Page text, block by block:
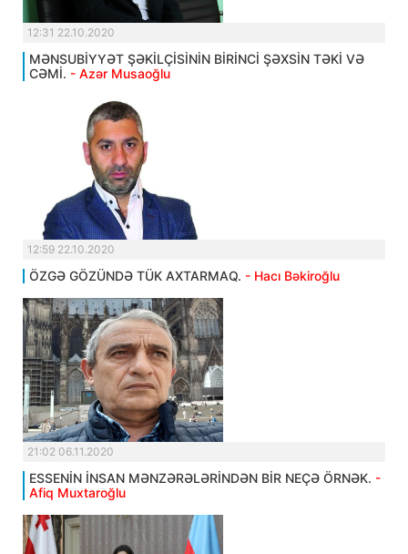
12:31 22.10.2020
MƏNSUBİYYƏT ŞƏKİLÇİSİNİN BİRİNCİ ŞƏXSİN TƏKİ VƏ
CƏMİ. - Azər Musaoğlu
12:59 22.10.2020
ÖZGƏ GÖZÜNDƏ TÜK AXTARMAQ. - Hacı Bəkiroğlu
21:02 06.11.2020
ESSENİN İNSAN MƏNZƏRƏLƏRİNDƏN BİR NEÇƏ ÖRNƏK. -
Afiq Muxtaroğlu